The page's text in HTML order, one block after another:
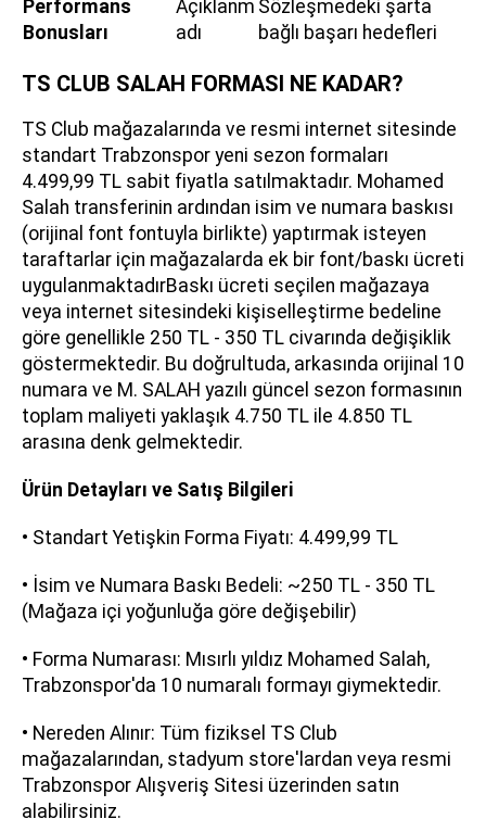
Performans
Bonusları
Açıklanm
adı
Sözleşmedeki şarta
bağlı başarı hedefleri
TS CLUB SALAH FORMASI NE KADAR?
TS Club mağazalarında ve resmi internet sitesinde
standart Trabzonspor yeni sezon formaları
4.499,99 TL sabit fiyatla satılmaktadır. Mohamed
Salah transferinin ardından isim ve numara baskısı
(orijinal font fontuyla birlikte) yaptırmak isteyen
taraftarlar için mağazalarda ek bir font/baskı ücreti
uygulanmaktadırBaskı ücreti seçilen mağazaya
veya internet sitesindeki kişiselleştirme bedeline
göre genellikle 250 TL - 350 TL civarında değişiklik
göstermektedir. Bu doğrultuda, arkasında orijinal 10
numara ve M. SALAH yazılı güncel sezon formasının
toplam maliyeti yaklaşık 4.750 TL ile 4.850 TL
arasına denk gelmektedir.
Ürün Detayları ve Satış Bilgileri
• Standart Yetişkin Forma Fiyatı: 4.499,99 TL
• İsim ve Numara Baskı Bedeli: ~250 TL - 350 TL
(Mağaza içi yoğunluğa göre değişebilir)
• Forma Numarası: Mısırlı yıldız Mohamed Salah,
Trabzonspor'da 10 numaralı formayı giymektedir.
• Nereden Alınır: Tüm fiziksel TS Club
mağazalarından, stadyum store'lardan veya resmi
Trabzonspor Alışveriş Sitesi üzerinden satın
alabilirsiniz.